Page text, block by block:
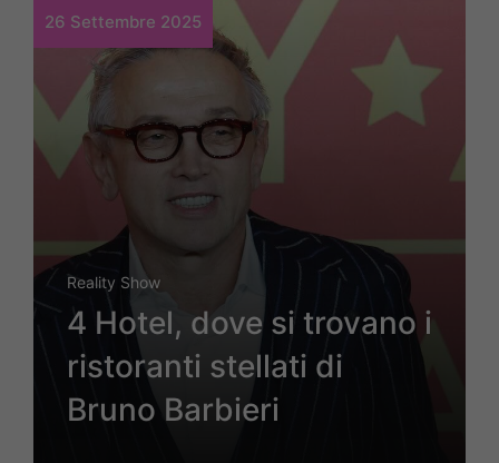
26 Settembre 2025
Reality Show
4 Hotel, dove si trovano i
ristoranti stellati di
Bruno Barbieri